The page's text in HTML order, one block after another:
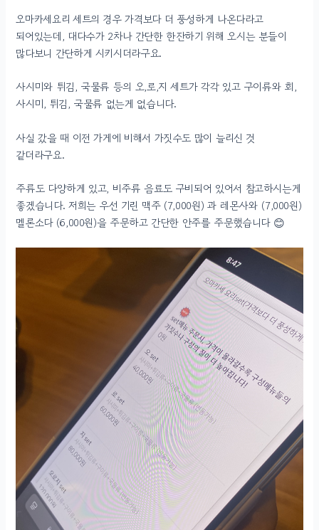
오마카세요리 세트의 경우 가격보다 더 풍성하게 나온다라고
되어있는데, 대다수가 2차나 간단한 한잔하기 위해 오시는 분들이
많다보니 간단하게 시키시더라구요.
사시미와 튀김, 국물류 등의 오,로,지 세트가 각각 있고 구이류와 회,
사시미, 튀김, 국물류 없는게 없습니다.
사실 갔을 때 이전 가게에 비해서 가짓수도 많이 늘리신 것
같더라구요.
주류도 다양하게 있고, 비주류 음료도 구비되어 있어서 참고하시는게
좋겠습니다. 저희는 우선 기린 맥주 (7,000원) 과 레몬사와 (7,000원)
멜론소다 (6,000원)을 주문하고 간단한 안주를 주문했습니다 😊